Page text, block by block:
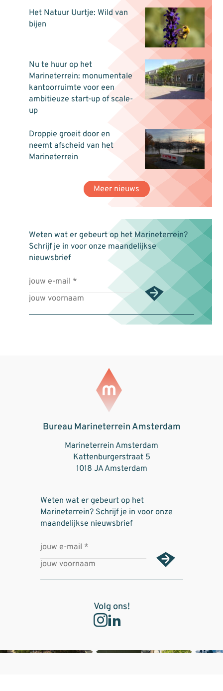
Het Natuur Uurtje: Wild van
bijen
Nu te huur op het
Marineterrein: monumentale
kantoorruimte voor een
ambitieuze start-up of scale-
up
Droppie groeit door en
neemt afscheid van het
Marineterrein
Meer nieuws
Weten wat er gebeurt op het Marineterrein?
Schrijf je in voor onze maandelijkse
nieuwsbrief
Bureau Marineterrein Amsterdam
Marineterrein Amsterdam
Kattenburgerstraat 5
1018 JA Amsterdam
Weten wat er gebeurt op het
Marineterrein? Schrijf je in voor onze
maandelijkse nieuwsbrief
Volg ons!